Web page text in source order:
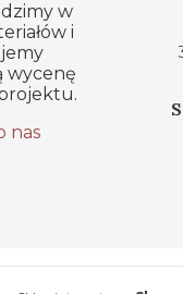
w
i
wycenę
nas